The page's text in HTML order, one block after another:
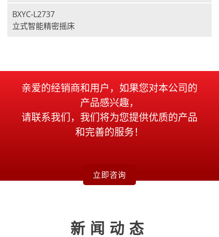
BXYC-L2737
立式智能精密摇床
亲爱的经销商和用户，如果您对本公司的
产品感兴趣，
请联系我们，我们将为您提供优质的产品
和完善的服务！
立即咨询
新闻动态